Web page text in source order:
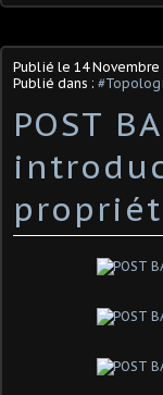
Publié le 14 Novembre
Publié dans :
POST